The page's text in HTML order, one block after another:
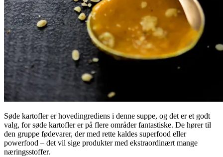
Søde kartofler er hovedingrediens i denne suppe, og det er et godt
valg, for søde kartofler er på flere områder fantastiske. De hører til
den gruppe fødevarer, der med rette kaldes superfood eller
powerfood – det vil sige produkter med ekstraordinært mange
næringsstoffer.